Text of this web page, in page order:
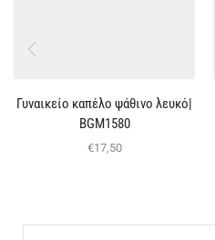
Γυναικείο καπέλο ψάθινο λευκό|
BGΜ1580
€17,50